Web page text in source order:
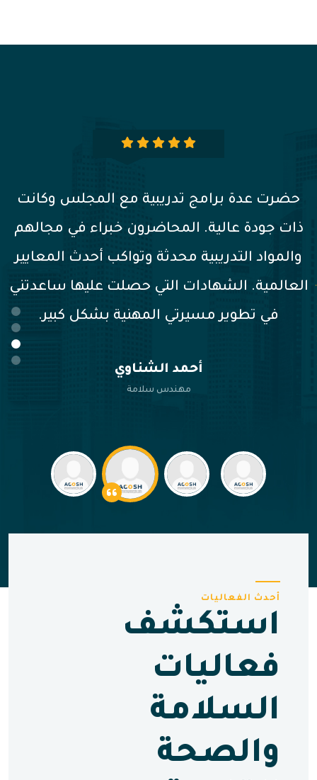
المؤتمر السنوي الذي نظمه المجلس كان
استثنائياً. تبادل الخبرات مع الخبراء الدوليين
وورش العمل المتخصصة أثرت معرفتي بشكل
كبير. المجلس يلعب دوراً مهماً في تطوير قطاع
السلامة والصحة المهنية في المنطقة العربية.
نور العبداللات
أخصائية البيئة
أحدث الفعاليات
استكشف
فعاليات
السلامة
والصحة